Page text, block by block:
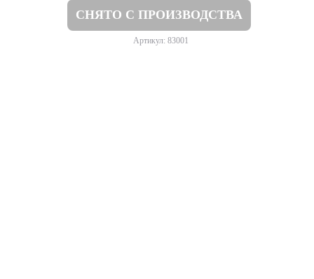
СНЯТО С ПРОИЗВОДСТВА
Артикул: 83001